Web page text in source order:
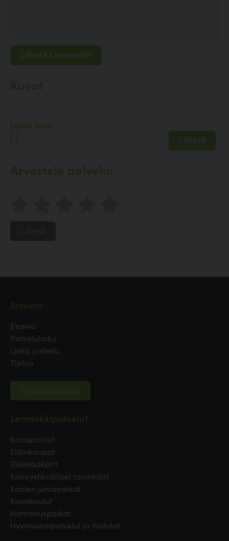
Kuvat
Lataa kuva
Arvostele palvelu:
Etusivu
Palveluhaku
Lisää palvelu
Tietoa
Evästeasetukset
Koirapuistot
Eläinkaupat
Eläinlääkärit
Koiraystävälliset ravintolat
Koirien uimapaikat
Koirakoulut
Harrastuspaikat
Hyvinvointipalvelut ja hoitolat